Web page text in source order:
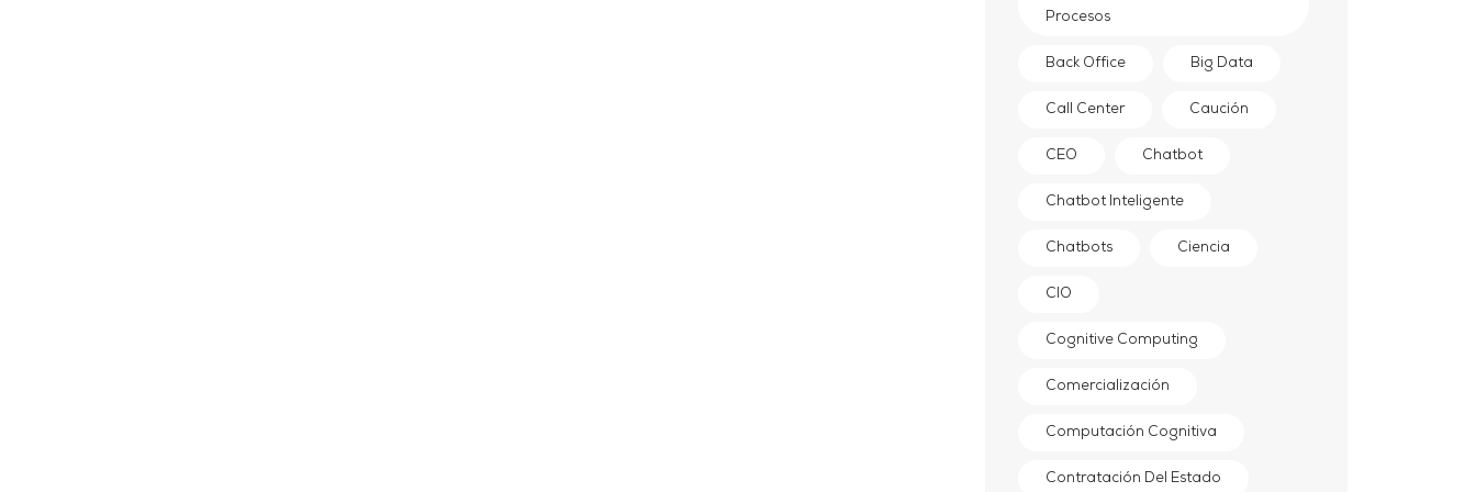
Procesos
Back Office Big Data
Call Center Caución
CEO Chatbot
Chatbot Inteligente
Chatbots Ciencia
CIO
Cognitive Computing
Comercialización
Computación Cognitiva
Contratación Del Estado